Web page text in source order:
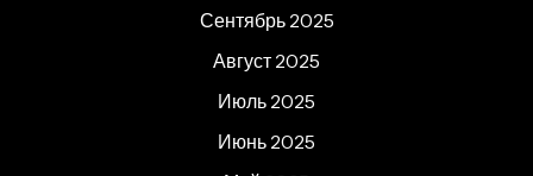
Сентябрь 2025
Август 2025
Июль 2025
Июнь 2025